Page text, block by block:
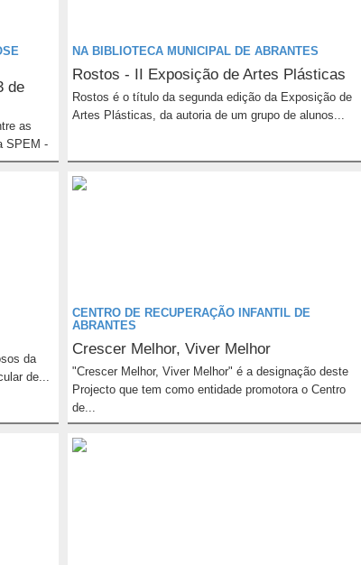
de
as
SPEM -
NA BIBLIOTECA MUNICIPAL DE ABRANTES
Rostos - II Exposição de Artes Plásticas
Rostos é o título da segunda edição da Exposição de
Artes Plásticas, da autoria de um grupo de alunos...
da
de...
CENTRO DE RECUPERAÇÃO INFANTIL DE
ABRANTES
Crescer Melhor, Viver Melhor
"Crescer Melhor, Viver Melhor" é a designação deste
Projecto que tem como entidade promotora o Centro
de...